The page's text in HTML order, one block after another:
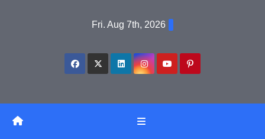
Fri. Aug 7th, 2026